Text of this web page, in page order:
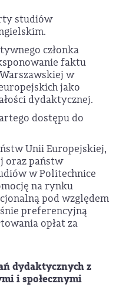
studiów
członka
faktu
w
jako
dydaktycznej.
dostępu do
Unii Europejskiej,
oraz państw
w Politechnice
na rynku
pod względem
preferencyjną
opłat za
dydaktycznych z
i społecznymi